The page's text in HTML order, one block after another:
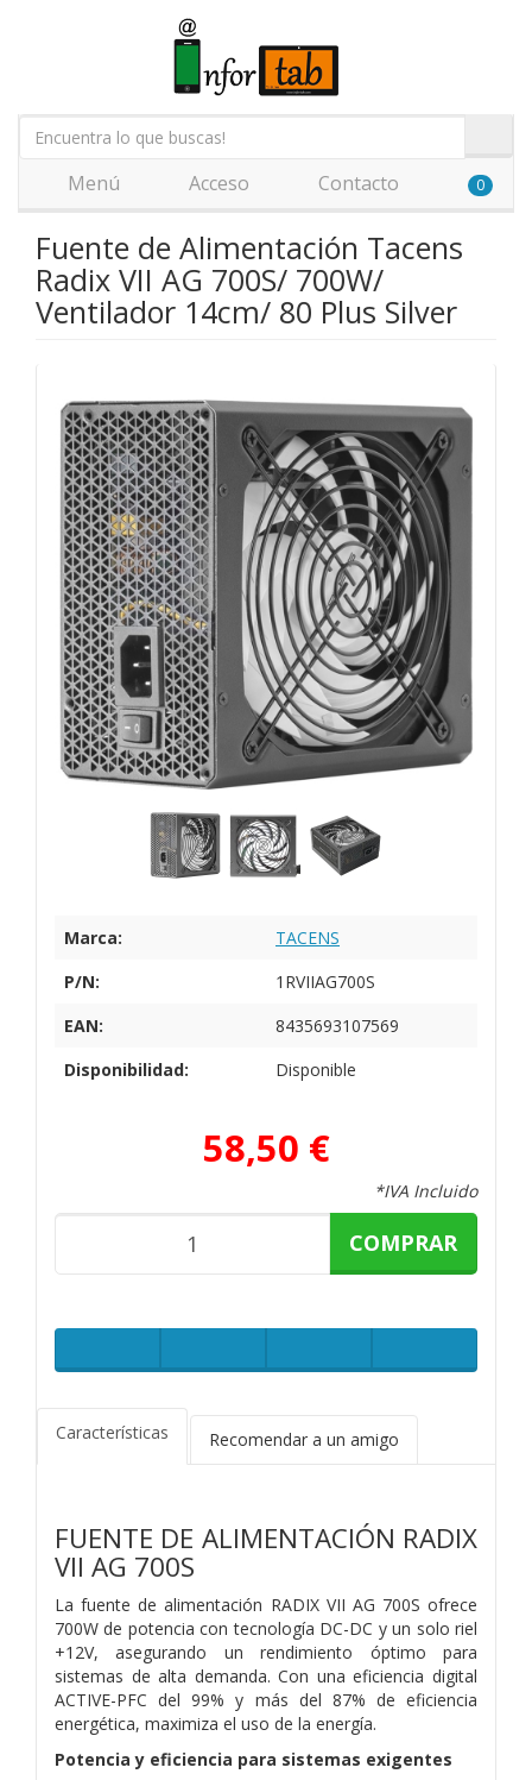
Menú Acceso Contacto 0
Fuente de Alimentación Tacens
Radix VII AG 700S/ 700W/
Ventilador 14cm/ 80 Plus Silver
Marca:
TACENS
P/N:
1RVIIAG700S
EAN:
8435693107569
Disponibilidad:
Disponible
58,50 €
*IVA Incluido
COMPRAR
Características Recomendar a un amigo
FUENTE DE ALIMENTACIÓN RADIX
VII AG 700S
La fuente de alimentación RADIX VII AG 700S ofrece
700W de potencia con tecnología DC-DC y un solo riel
+12V, asegurando un rendimiento óptimo para
sistemas de alta demanda. Con una eficiencia digital
ACTIVE-PFC del 99% y más del 87% de eficiencia
energética, maximiza el uso de la energía.
Potencia y eficiencia para sistemas exigentes